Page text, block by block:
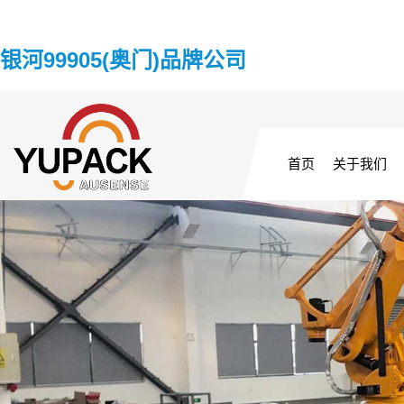
银河99905(奥门)品牌公司
首页 关于我们